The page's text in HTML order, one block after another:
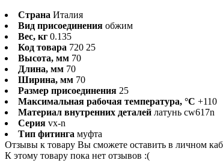
Страна Италия
Вид присоединения обжим
Вес, кг 0.135
Код товара 720 25
Высота, мм 70
Длина, мм 70
Ширина, мм 70
Размер присоединения 25
Максимальная рабочая температура, °С +110
Материал внутренних деталей латунь cw617n
Серия vx-n
Тип фитинга муфта
Отзывы к товару Вы сможете оставить в личном
К этому товару пока нет отзывов :(